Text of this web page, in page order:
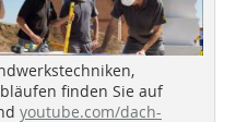
finden Sie auf
youtube.com/dach-